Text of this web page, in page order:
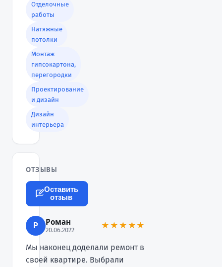
Отделочные
работы
Натяжные
потолки
Монтаж
гипсокартона,
перегородки
Проектирование
и дизайн
Дизайн
интерьера
ОТЗЫВЫ
Оставить
отзыв
Р Роман
20.06.2022 ★★★★★
Мы наконец доделали ремонт в
своей квартире. Выбрали